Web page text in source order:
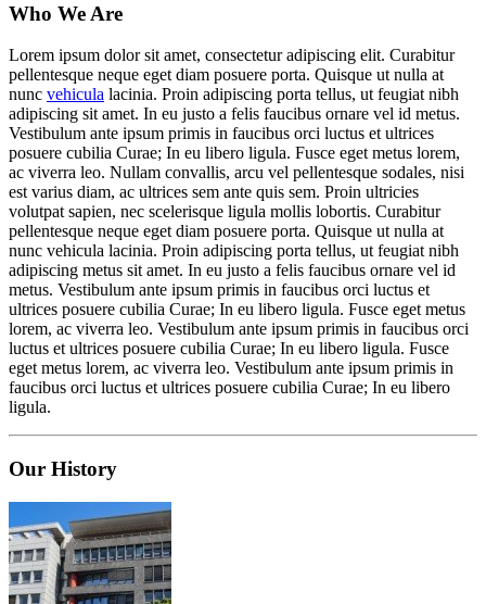
Who We Are
Lorem ipsum dolor sit amet, consectetur adipiscing elit. Curabitur
pellentesque neque eget diam posuere porta. Quisque ut nulla at
nunc vehicula lacinia. Proin adipiscing porta tellus, ut feugiat nibh
adipiscing sit amet. In eu justo a felis faucibus ornare vel id metus.
Vestibulum ante ipsum primis in faucibus orci luctus et ultrices
posuere cubilia Curae; In eu libero ligula. Fusce eget metus lorem,
ac viverra leo. Nullam convallis, arcu vel pellentesque sodales, nisi
est varius diam, ac ultrices sem ante quis sem. Proin ultricies
volutpat sapien, nec scelerisque ligula mollis lobortis. Curabitur
pellentesque neque eget diam posuere porta. Quisque ut nulla at
nunc vehicula lacinia. Proin adipiscing porta tellus, ut feugiat nibh
adipiscing metus sit amet. In eu justo a felis faucibus ornare vel id
metus. Vestibulum ante ipsum primis in faucibus orci luctus et
ultrices posuere cubilia Curae; In eu libero ligula. Fusce eget metus
lorem, ac viverra leo. Vestibulum ante ipsum primis in faucibus orci
luctus et ultrices posuere cubilia Curae; In eu libero ligula. Fusce
eget metus lorem, ac viverra leo. Vestibulum ante ipsum primis in
faucibus orci luctus et ultrices posuere cubilia Curae; In eu libero
ligula.
Our History